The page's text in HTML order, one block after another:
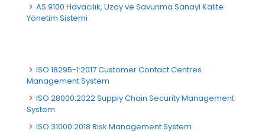
AS 9100 Havacılık, Uzay ve Savunma Sanayi Kalite
Yönetim Sistemi
ISO 18295-1:2017 Customer Contact Centres
Management System
ISO 28000:2022 Supply Chain Security Management
System
ISO 31000:2018 Risk Management System